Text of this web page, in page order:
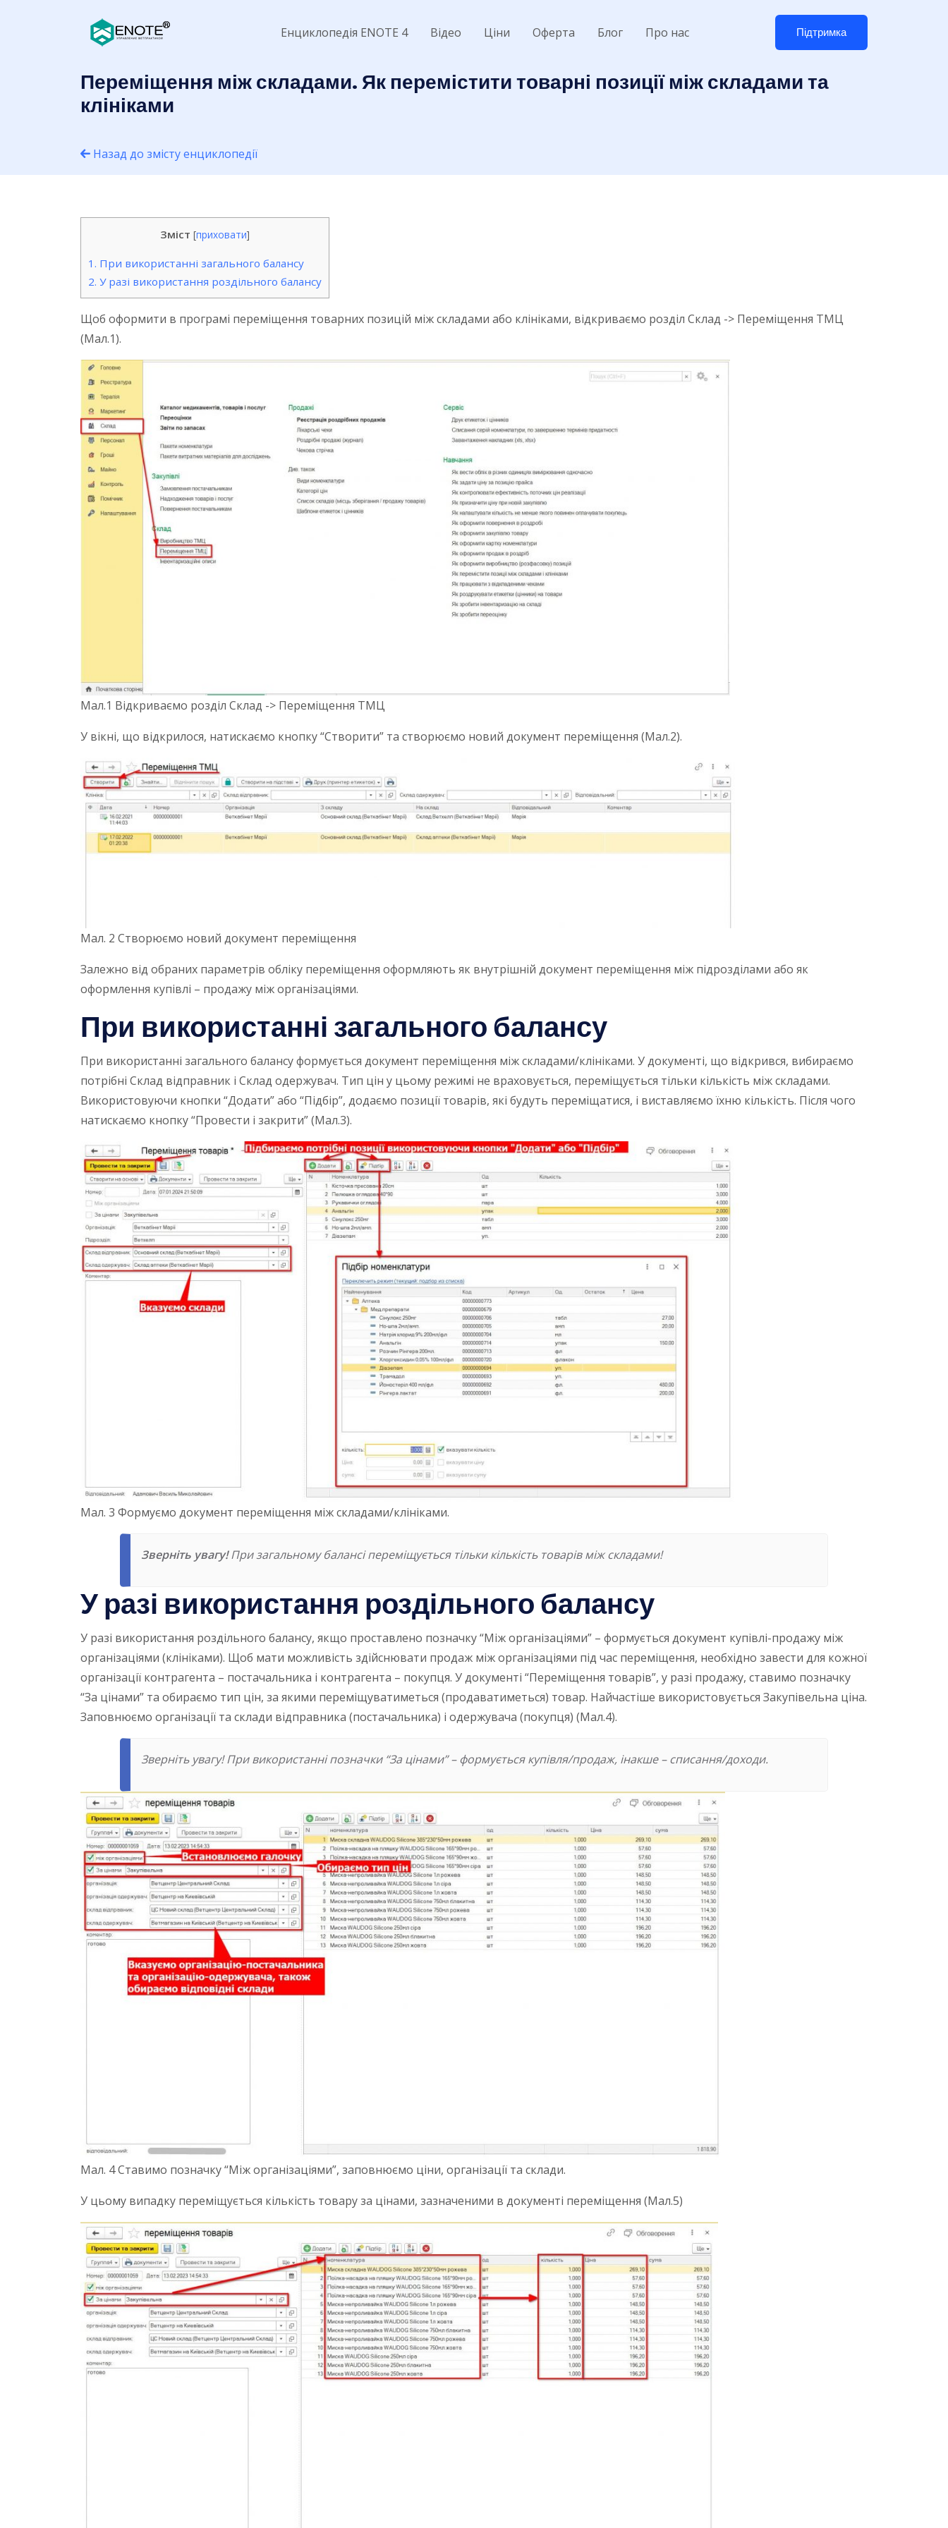
Енциклопедія ENOTE 4 Відео Ціни Оферта Блог Про нас Підтримка
Переміщення між складами. Як перемістити товарні позиції між складами та
клініками
Назад до змісту енциклопедії
Зміст [приховати]
1. При використанні загального балансу
2. У разі використання роздільного балансу
Щоб оформити в програмі переміщення товарних позицій між складами або клініками, відкриваємо розділ Склад -> Переміщення ТМЦ
(Мал.1).
Мал.1 Відкриваємо розділ Склад -> Переміщення ТМЦ
У вікні, що відкрилося, натискаємо кнопку “Створити” та створюємо новий документ переміщення (Мал.2).
Мал. 2 Створюємо новий документ переміщення
Залежно від обраних параметрів обліку переміщення оформляють як внутрішній документ переміщення між підрозділами або як
оформлення купівлі – продажу між організаціями.
При використанні загального балансу
При використанні загального балансу формується документ переміщення між складами/клініками. У документі, що відкрився, вибираємо
потрібні Склад відправник і Склад одержувач. Тип цін у цьому режимі не враховується, переміщується тільки кількість між складами.
Використовуючи кнопки “Додати” або “Підбір”, додаємо позиції товарів, які будуть переміщатися, і виставляємо їхню кількість. Після чого
натискаємо кнопку “Провести і закрити” (Мал.3).
Мал. 3 Формуємо документ переміщення між складами/клініками.
Зверніть увагу!При загальному балансі переміщується тільки кількість товарів між складами!
У разі використання роздільного балансу
У разі використання роздільного балансу, якщо проставлено позначку “Між організаціями” – формується документ купівлі-продажу між
організаціями (клініками). Щоб мати можливість здійснювати продаж між організаціями під час переміщення, необхідно завести для кожної
організації контрагента – постачальника і контрагента – покупця. У документі “Переміщення товарів”, у разі продажу, ставимо позначку
“За цінами” та обираємо тип цін, за якими переміщуватиметься (продаватиметься) товар. Найчастіше використовується Закупівельна ціна.
Заповнюємо організації та склади відправника (постачальника) і одержувача (покупця) (Мал.4).
Зверніть увагу!При використанні позначки “За цінами” – формується купівля/продаж, інакше – списання/доходи.
Мал. 4 Ставимо позначку “Між організаціями”, заповнюємо ціни, організації та склади.
У цьому випадку переміщується кількість товару за цінами, зазначеними в документі переміщення (Мал.5)